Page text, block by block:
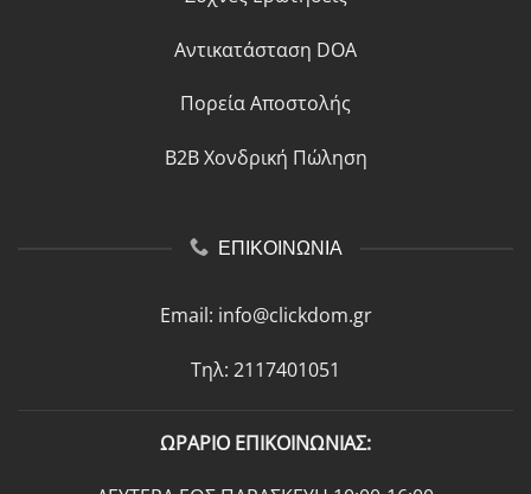
Αντικατάσταση DOA
Πορεία Αποστολής
B2B Χονδρική Πώληση
ΕΠΙΚΟΙΝΩΝΙΑ
Email: info@clickdom.gr
Τηλ: 2117401051
ΩΡΑΡΙΟ ΕΠΙΚΟΙΝΩΝΙΑΣ: